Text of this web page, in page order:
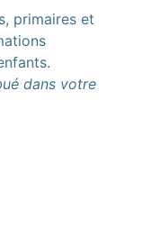
primaires et
dans votre